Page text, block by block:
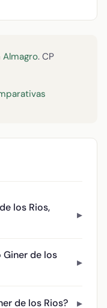
Almagro. CP
los Rios,
Giner de los
de los Rios?